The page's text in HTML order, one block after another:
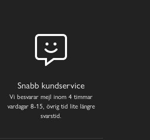
Snabb kundservice
Vi besvarar mejl inom 4 timmar
vardagar 8-15, övrig tid lite längre
svarstid.